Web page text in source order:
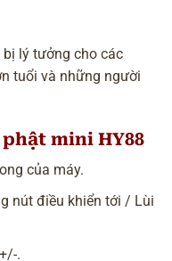
lý tưởng cho các
tuổi và những người
mini HY88
của máy.
nút điều khiển tới / Lùi
.